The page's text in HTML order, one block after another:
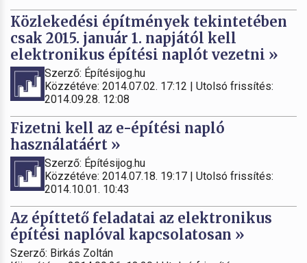
Közlekedési építmények tekintetében
csak 2015. január 1. napjától kell
elektronikus építési naplót vezetni »
Szerző: Építésijog.hu
Közzétéve: 2014.07.02. 17:12 | Utolsó frissítés:
2014.09.28. 12:08
Fizetni kell az e-építési napló
használatáért »
Szerző: Építésijog.hu
Közzétéve: 2014.07.18. 19:17 | Utolsó frissítés:
2014.10.01. 10:43
Az építtető feladatai az elektronikus
építési naplóval kapcsolatosan »
Szerző: Birkás Zoltán